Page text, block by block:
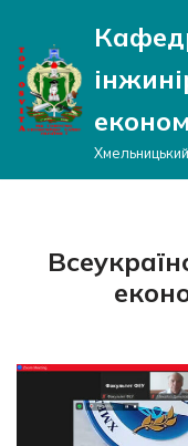
Перейти
до
вмісту